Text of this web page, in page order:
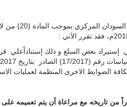
بعض السلع و ذلك إستناداًعلي قرار وزارة
15/7/2018م الخاصين بفرض حظر مؤقت علي إستيراد سلع .
الضوابط الاخرى المنظمة لعمليات
من تاريخه مع مراعاة أن يتم تعميمه